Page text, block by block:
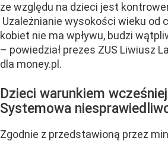
ze względu na dzieci jest
Uzależnianie wysokości wieku od
kobiet nie ma wpływu, budzi
– powiedział prezes ZUS Liwiusz
dla money.pl.
Dzieci warunkiem
Systemowa
Zgodnie z przedstawioną przez